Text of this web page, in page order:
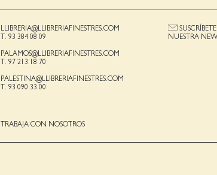
LLIBRERIA@LLIBRERIAFINESTRES.COM
T. 93 384 08 09
PALAMOS@LLIBRERIAFINESTRES.COM
T. 97 213 18 70
PALESTINA@LLIBRERIAFINESTRES.COM
T. 93 090 33 00
TRABAJA CON NOSOTROS
NUESTRA